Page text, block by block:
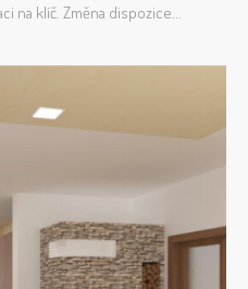
na klíč. Změna dispozice...